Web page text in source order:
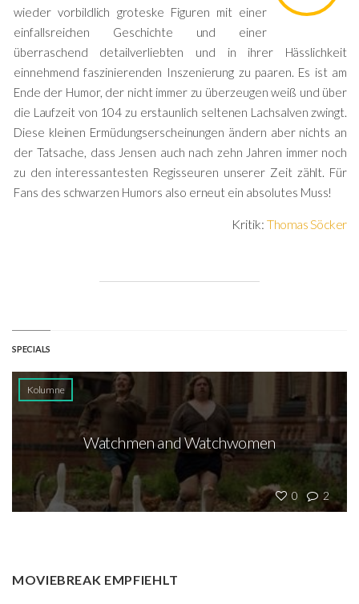
wieder vorbildlich groteske Figuren mit einer
einfallsreichen Geschichte und einer
überraschend detailverliebten und in ihrer Hässlichkeit
einnehmend faszinierenden Inszenierung zu paaren. Es ist am
Ende der Humor, der nicht immer zu überzeugen weiß und über
die Laufzeit von 104 zu erstaunlich seltenen Lachsalven zwingt.
Diese kleinen Ermüdungserscheinungen ändern aber nichts an
der Tatsache, dass Jensen auch nach zehn Jahren immer noch
zu den interessantesten Regisseuren unserer Zeit zählt. Für
Fans des schwarzen Humors also erneut ein absolutes Muss!
Kritik:Thomas Söcker
SPECIALS
Kolumne
0 2
Watchmen and Watchwomen
MOVIEBREAK EMPFIEHLT